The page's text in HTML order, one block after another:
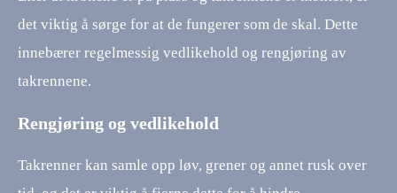
det viktig å sørge for at de fungerer som de skal. Dette
innebærer regelmessig vedlikehold og rengjøring av
takrennene.
Rengjøring og vedlikehold
Takrenner kan samle opp løv, grener og annet rusk over